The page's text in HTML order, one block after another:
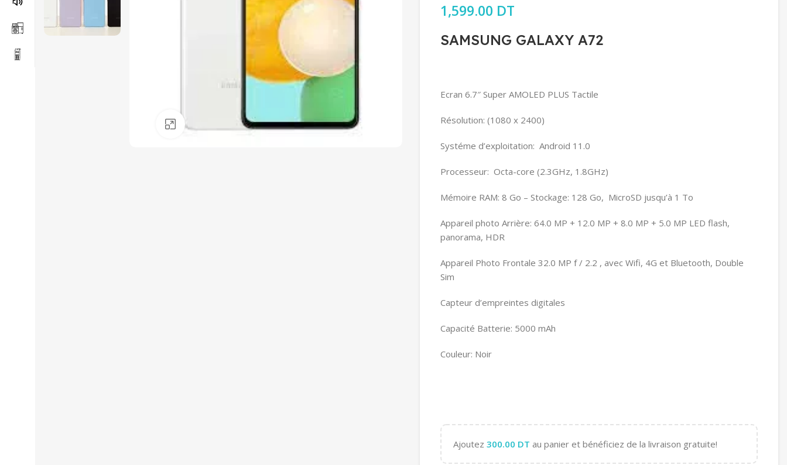
Click to enlarge
1,599.00 DT
SAMSUNG GALAXY A72
Ecran 6.7″ Super AMOLED PLUS Tactile
Résolution: (1080 x 2400)
Systéme d’exploitation: Android 11.0
Processeur: Octa-core (2.3GHz, 1.8GHz)
Mémoire RAM: 8 Go – Stockage: 128 Go, MicroSD jusqu’à 1 To
Appareil photo Arrière: 64.0 MP + 12.0 MP + 8.0 MP + 5.0 MP LED flash,
panorama, HDR
Appareil Photo Frontale 32.0 MP f / 2.2 , avec Wifi, 4G et Bluetooth, Double
Sim
Capteur d’empreintes digitales
Capacité Batterie: 5000 mAh
Couleur: Noir
Ajoutez 300.00 DT au panier et bénéficiez de la livraison gratuite!